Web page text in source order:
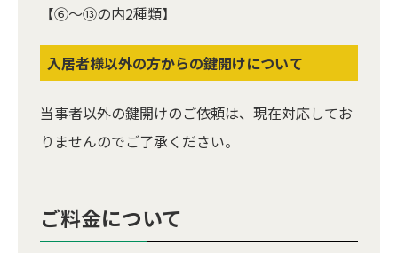
【⑥～⑬の内2種類】
入居者様以外の方からの鍵開けについて
当事者以外の鍵開けのご依頼は、現在対応してお
りませんのでご了承ください。
ご料金について